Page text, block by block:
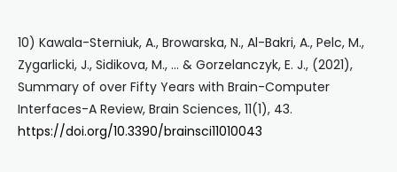
10) Kawala-Sterniuk, A., Browarska, N., Al-Bakri, A., Pelc, M.,
Zygarlicki, J., Sidikova, M., … & Gorzelanczyk, E. J., (2021),
Summary of over Fifty Years with Brain-Computer
Interfaces-A Review, Brain Sciences, 11(1), 43.
https://doi.org/10.3390/brainsci11010043